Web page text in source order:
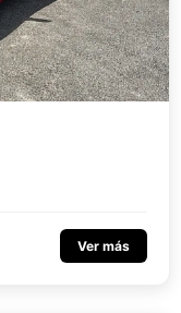
Ver más